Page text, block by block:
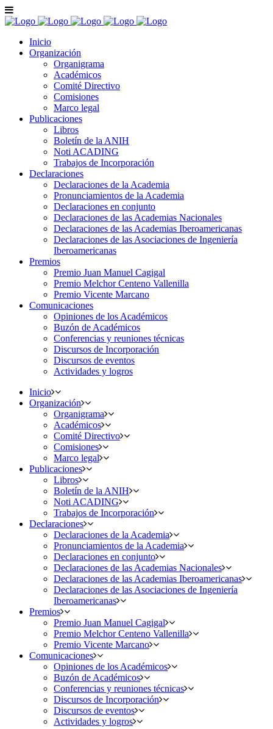
Inicio
Organización
Organigrama
Académicos
Comité Directivo
Comisiones
Marco legal
Publicaciones
Libros
Boletín de la ANIH
Noti ACADING
Trabajos de Incorporación
Declaraciones
Declaraciones de la Academia
Pronunciamientos de la Academia
Declaraciones en conjunto
Declaraciones de las Academias Nacionales
Declaraciones de las Academias Iberoamericanas
Declaraciones de las Asociaciones de Ingeniería
Iberoamericanas
Premios
Premio Juan Manuel Cagigal
Premio Melchor Centeno Vallenilla
Premio Vicente Marcano
Comunicaciones
Opiniones de los Académicos
Buzón de Académicos
Conferencias y reuniones técnicas
Discursos de Incorporación
Discursos de eventos
Actividades y logros
Inicio
Organización
Organigrama
Académicos
Comité Directivo
Comisiones
Marco legal
Publicaciones
Libros
Boletín de la ANIH
Noti ACADING
Trabajos de Incorporación
Declaraciones
Declaraciones de la Academia
Pronunciamientos de la Academia
Declaraciones en conjunto
Declaraciones de las Academias Nacionales
Declaraciones de las Academias Iberoamericanas
Declaraciones de las Asociaciones de Ingeniería
Iberoamericanas
Premios
Premio Juan Manuel Cagigal
Premio Melchor Centeno Vallenilla
Premio Vicente Marcano
Comunicaciones
Opiniones de los Académicos
Buzón de Académicos
Conferencias y reuniones técnicas
Discursos de Incorporación
Discursos de eventos
Actividades y logros